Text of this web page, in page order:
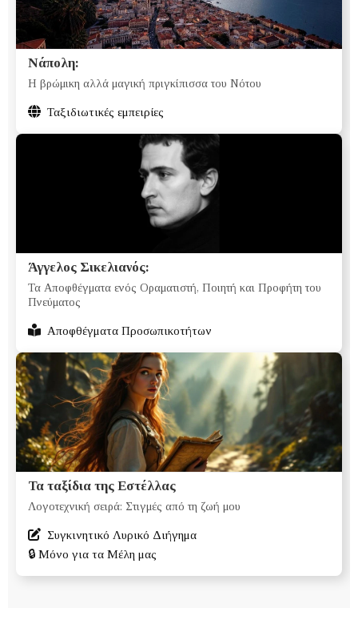
Νάπολη:
H βρώμικη αλλά μαγική πριγκίπισσα του Νότου
Ταξιδιωτικές εμπειρίες
Άγγελος Σικελιανός:
Τα Αποφθέγματα ενός Οραματιστή, Ποιητή και Προφήτη του
Πνεύματος
Αποφθέγματα Προσωπικοτήτων
Τα ταξίδια της Εστέλλας
Λογοτεχνική σειρά: Στιγμές από τη ζωή μου
Συγκινητικό Λυρικό Διήγημα
🔒 Μόνο για τα Μέλη μας